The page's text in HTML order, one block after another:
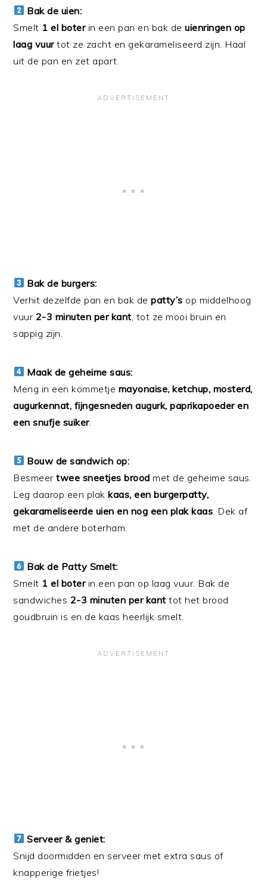
Bak de uien:
Smelt 1 el boterin een pan en bak deuienringen op
laag vuurtot ze zacht en gekarameliseerd zijn. Haal
uit de pan en zet apart.
Bak de burgers:
Verhit dezelfde pan en bak depatty’s op middelhoog
vuur 2-3 minuten per kant , tot ze mooi bruin en
sappig zijn.
Maak de geheime saus:
Meng in een kommetje mayonaise, ketchup, mosterd,
augurkennat, fijngesneden augurk, paprikapoeder en
een snufje suiker.
Bouw de sandwich op:
Besmeertwee sneetjes brood met de geheime saus.
Leg daarop een plakkaas, een burgerpatty,
gekarameliseerde uien en nog een plak kaas . Dek af
met de andere boterham.
Bak de Patty Smelt:
Smelt 1 el boterin een pan op laag vuur. Bak de
sandwiches 2-3 minuten per kant tot het brood
goudbruin is en de kaas heerlijk smelt.
Serveer & geniet:
Snijd doormidden en serveer met extra saus of
knapperige frietjes!